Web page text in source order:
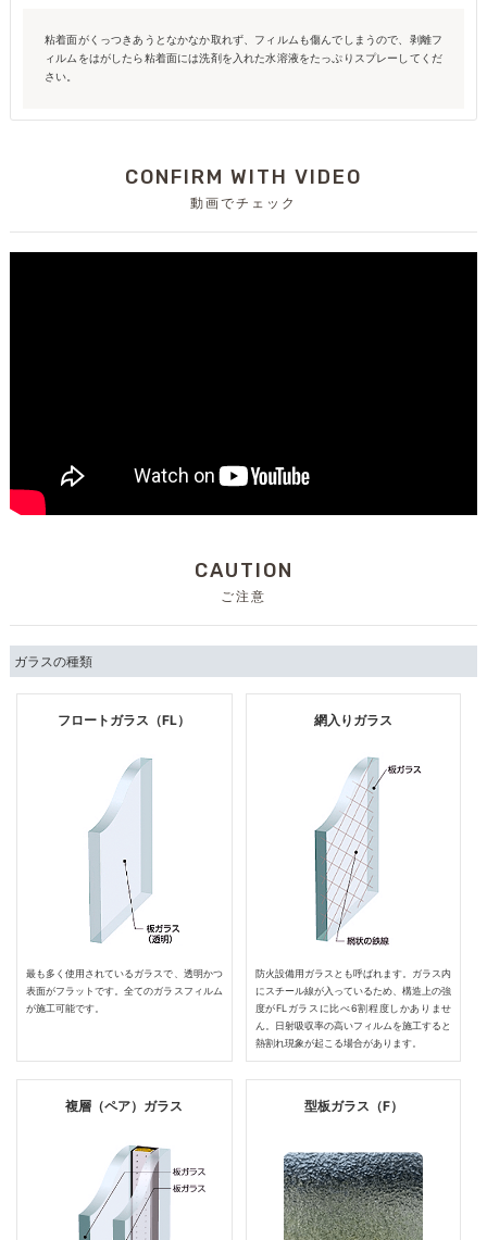
粘着面がくっつきあうとなかなか取れず、フィルムも傷んでしまうので、剥離フ
ィルムをはがしたら粘着面には洗剤を入れた水溶液をたっぷりスプレーしてくだ
さい。
CONFIRM WITH VIDEO
動画でチェック
CAUTION
ご注意
ガラスの種類
フロートガラス（FL）
最も多く使用されているガラスで、透明かつ
表面がフラットです。全てのガラスフィルム
が施工可能です。
網入りガラス
防火設備用ガラスとも呼ばれます。ガラス内
にスチール線が入っているため、構造上の強
度がFLガラスに比べ6割程度しかありませ
ん。日射吸収率の高いフィルムを施工すると
熱割れ現象が起こる場合があります。
複層（ペア）ガラス 型板ガラス（F）